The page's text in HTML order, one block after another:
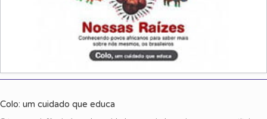
Colo: um cuidado que educa